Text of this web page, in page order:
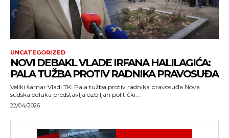
UNCATEGORIZED
NOVI DEBAKL VLADE IRFANA HALILAGIĆA:
PALA TUŽBA PROTIV RADNIKA PRAVOSUĐA
Veliki šamar Vladi TK: Pala tužba protiv radnika pravosuđa Nova
sudska odluka predstavlja ozbiljan politički...
22/04/2026